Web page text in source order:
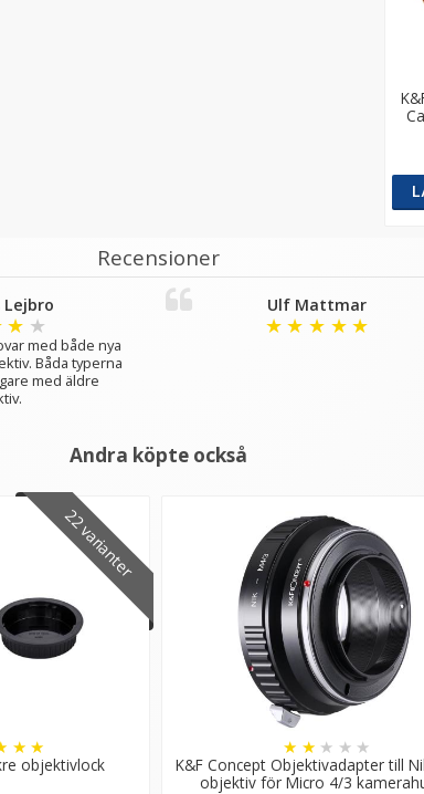
Recensioner
Lejbro
★ ★
med både nya
Båda typerna
med äldre
Ulf Mattmar
★ ★ ★ ★ ★
Andra köpte också
22 varianter
objektivlock
★ ★
K&F Concept Objektivadapter till
objektiv för Micro 4/3
★ ★ ★ ★ ★